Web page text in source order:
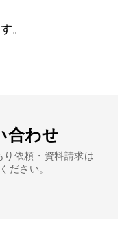
。
合わせ
依頼・資料請求は
ださい。